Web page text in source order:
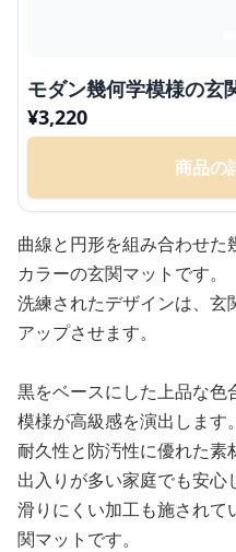
モダン幾何学模様の玄
¥3,220
商品の
曲線と円形を組み合わせた
カラーの玄関マットです。
洗練されたデザインは、玄
アップさせます。
黒をベースにした上品な色
模様が高級感を演出します。
耐久性と防汚性に優れた
出入りが多い家庭でも安心
滑りにくい加工も施され
関マットです。